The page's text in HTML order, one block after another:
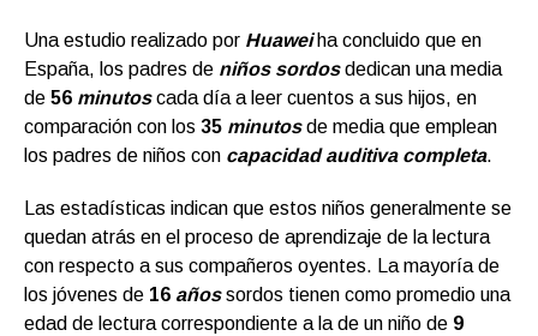
Una estudio realizado por Huaweiha concluido que en
España, los padres de niños sordos dedican una media
de 56 minutoscada día a leer cuentos a sus hijos, en
comparación con los 35 minutosde media que emplean
los padres de niños con capacidad auditiva completa.
Las estadísticas indican que estos niños generalmente se
quedan atrás en el proceso de aprendizaje de la lectura
con respecto a sus compañeros oyentes. La mayoría de
los jóvenes de 16 añossordos tienen como promedio una
edad de lectura correspondiente a la de un niño de 9